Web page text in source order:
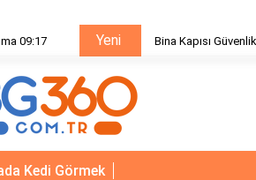
09:17 Yeni Ödeal Müşteri
Kedi Görmek